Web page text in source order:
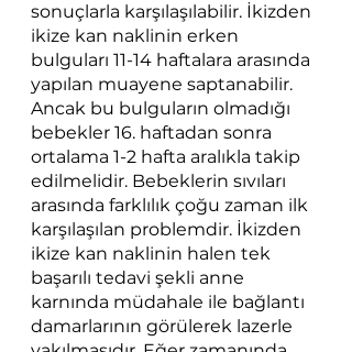
sonuçlarla karşılaşılabilir. İkizden
ikize kan naklinin erken
bulguları 11-14 haftalara arasında
yapılan muayene saptanabilir.
Ancak bu bulguların olmadığı
bebekler 16. haftadan sonra
ortalama 1-2 hafta aralıkla takip
edilmelidir. Bebeklerin sıvıları
arasında farklılık çoğu zaman ilk
karşılaşılan problemdir. İkizden
ikize kan naklinin halen tek
başarılı tedavi şekli anne
karnında müdahale ile bağlantı
damarlarının görülerek lazerle